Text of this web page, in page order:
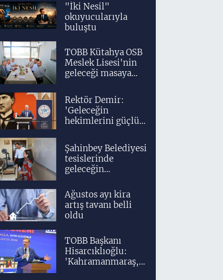
"İki Nesil"
okuyucularıyla
buluştu
TOBB Kütahya OSB
Meslek Lisesi'nin
geleceği masaya
Rektör Demir:
'Geleceğin
hekimlerini güçlü
klinik altyapıyla
yetiştiriyoruz'
Şahinbey Belediyesi
tesislerinde
geleceğin
teknolojiyle
yetişiyor
Ağustos ayı kira
artış tavanı belli
oldu
TOBB Başkanı
Hisarcıklıoğlu:
'Kahramanmaraş,